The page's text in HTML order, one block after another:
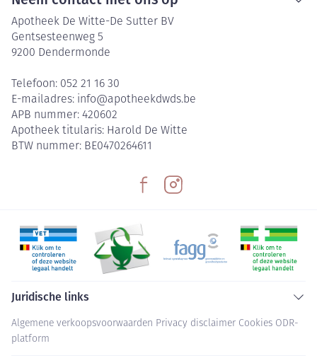
Apotheek De Witte-De Sutter BV
Gentsesteenweg 5
9200 Dendermonde
Telefoon: 052 21 16 30
E-mailadres: info@apotheekdwds.be
APB nummer: 420602
Apotheek titularis: Harold De Witte
BTW nummer: BE0470264611
Juridische links
Algemene verkoopsvoorwaarden Privacy disclaimer Cookies ODR-
platform